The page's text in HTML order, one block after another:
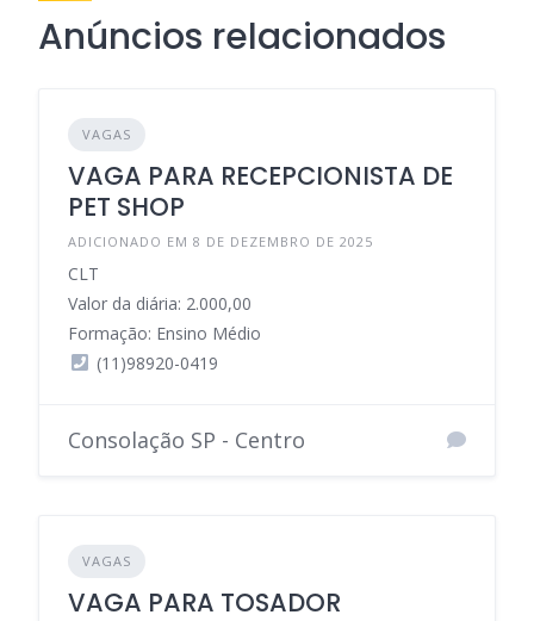
Anúncios relacionados
VAGAS
VAGA PARA RECEPCIONISTA DE
PET SHOP
ADICIONADO EM 8 DE DEZEMBRO DE 2025
CLT
Valor da diária: 2.000,00
Formação: Ensino Médio
(11)98920-0419
Consolação SP - Centro
VAGAS
VAGA PARA TOSADOR